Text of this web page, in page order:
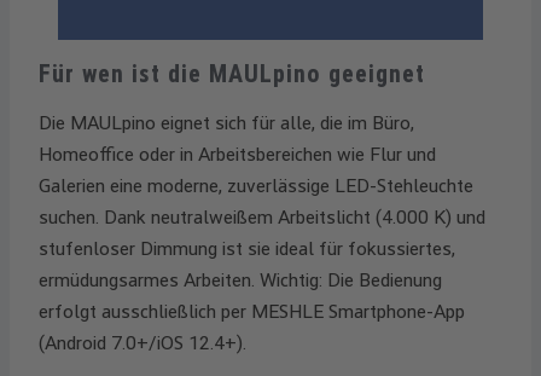
Für wen ist die MAULpino geeignet
Die MAULpino eignet sich für alle, die im Büro,
Homeoffice oder in Arbeitsbereichen wie Flur und
Galerien eine moderne, zuverlässige LED-Stehleuchte
suchen. Dank neutralweißem Arbeitslicht (4.000 K) und
stufenloser Dimmung ist sie ideal für fokussiertes,
ermüdungsarmes Arbeiten. Wichtig: Die Bedienung
erfolgt ausschließlich per MESHLE Smartphone-App
(Android 7.0+/iOS 12.4+).